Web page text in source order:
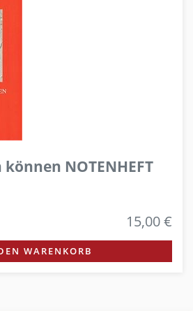
NOTENHEFT
15,00 €
WARENKORB